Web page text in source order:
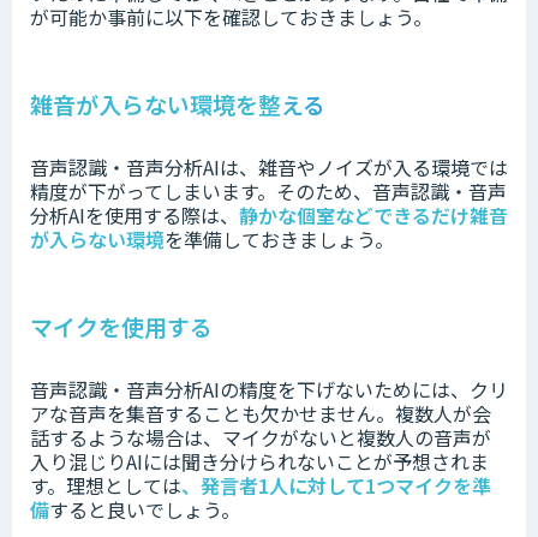
が可能か事前に以下を確認しておきましょう。
雑音が入らない環境を整える
音声認識・音声分析AIは、雑音やノイズが入る環境では
精度が下がってしまいます。 そのため、音声認識・音声
分析AIを使用する際は、 静かな個室などできるだけ雑音
が入らない環境を準備しておきましょう。
マイクを使用する
音声認識・音声分析AIの精度を下げないためには、クリ
アな音声を集音することも欠かせません。 複数人が会
話するような場合は、マイクがないと複数人の音声が
入り混じりAIには聞き分けられないことが予想されま
す。 理想としては、 発言者1人に対して1つマイクを準
備すると良いでしょう。